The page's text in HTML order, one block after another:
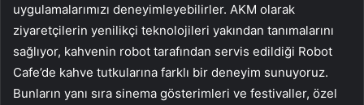
uygulamalarımızı deneyimleyebilirler. AKM olarak
ziyaretçilerin yenilikçi teknolojileri yakından tanımalarını
sağlıyor, kahvenin robot tarafından servis edildiği Robot
Cafe’de kahve tutkularına farklı bir deneyim sunuyoruz.
Bunların yanı sıra sinema gösterimleri ve festivaller, özel